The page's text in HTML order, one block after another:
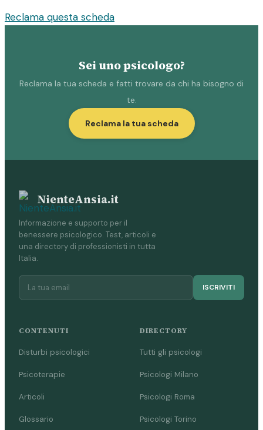
Reclama questa scheda
Sei uno psicologo?
Reclama la tua scheda e fatti trovare da chi ha bisogno di
te.
Reclama la tua scheda
NienteAnsia.it
Informazione e supporto per il
benessere psicologico. Test, articoli e
una directory di professionisti in tutta
Italia.
ISCRIVITI
CONTENUTI
Disturbi psicologici
Psicoterapie
Articoli
Glossario
DIRECTORY
Tutti gli psicologi
Psicologi Milano
Psicologi Roma
Psicologi Torino